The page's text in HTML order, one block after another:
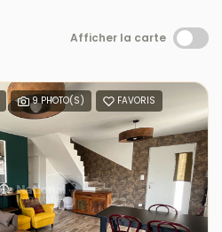
Afficher la carte
9 PHOTO(S) FAVORIS